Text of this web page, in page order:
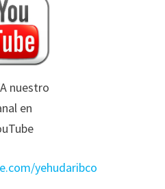
nuestro
en
yehudaribco